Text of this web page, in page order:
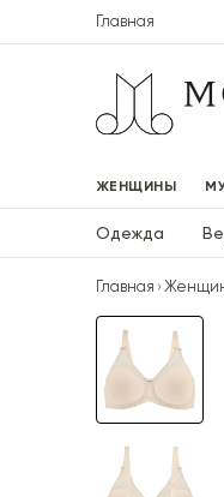
Главная
ЖЕНЩИНЫ
Одежда
Главная